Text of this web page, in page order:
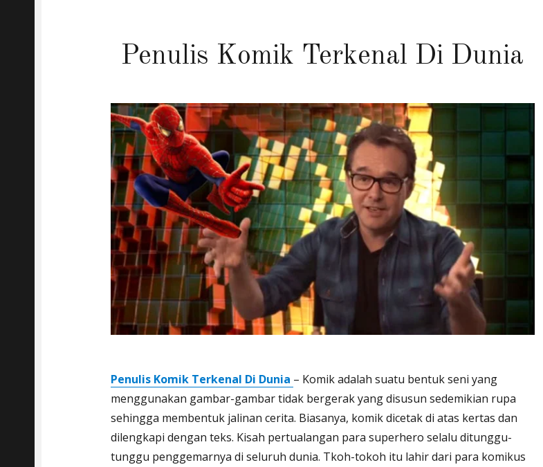
Penulis Komik Terkenal Di Dunia
Penulis Komik Terkenal Di Dunia – Komik adalah suatu bentuk seni yang
menggunakan gambar-gambar tidak bergerak yang disusun sedemikian rupa
sehingga membentuk jalinan cerita. Biasanya, komik dicetak di atas kertas dan
dilengkapi dengan teks. Kisah pertualangan para superhero selalu ditunggu-
tunggu penggemarnya di seluruh dunia. Tkoh-tokoh itu lahir dari para komikus